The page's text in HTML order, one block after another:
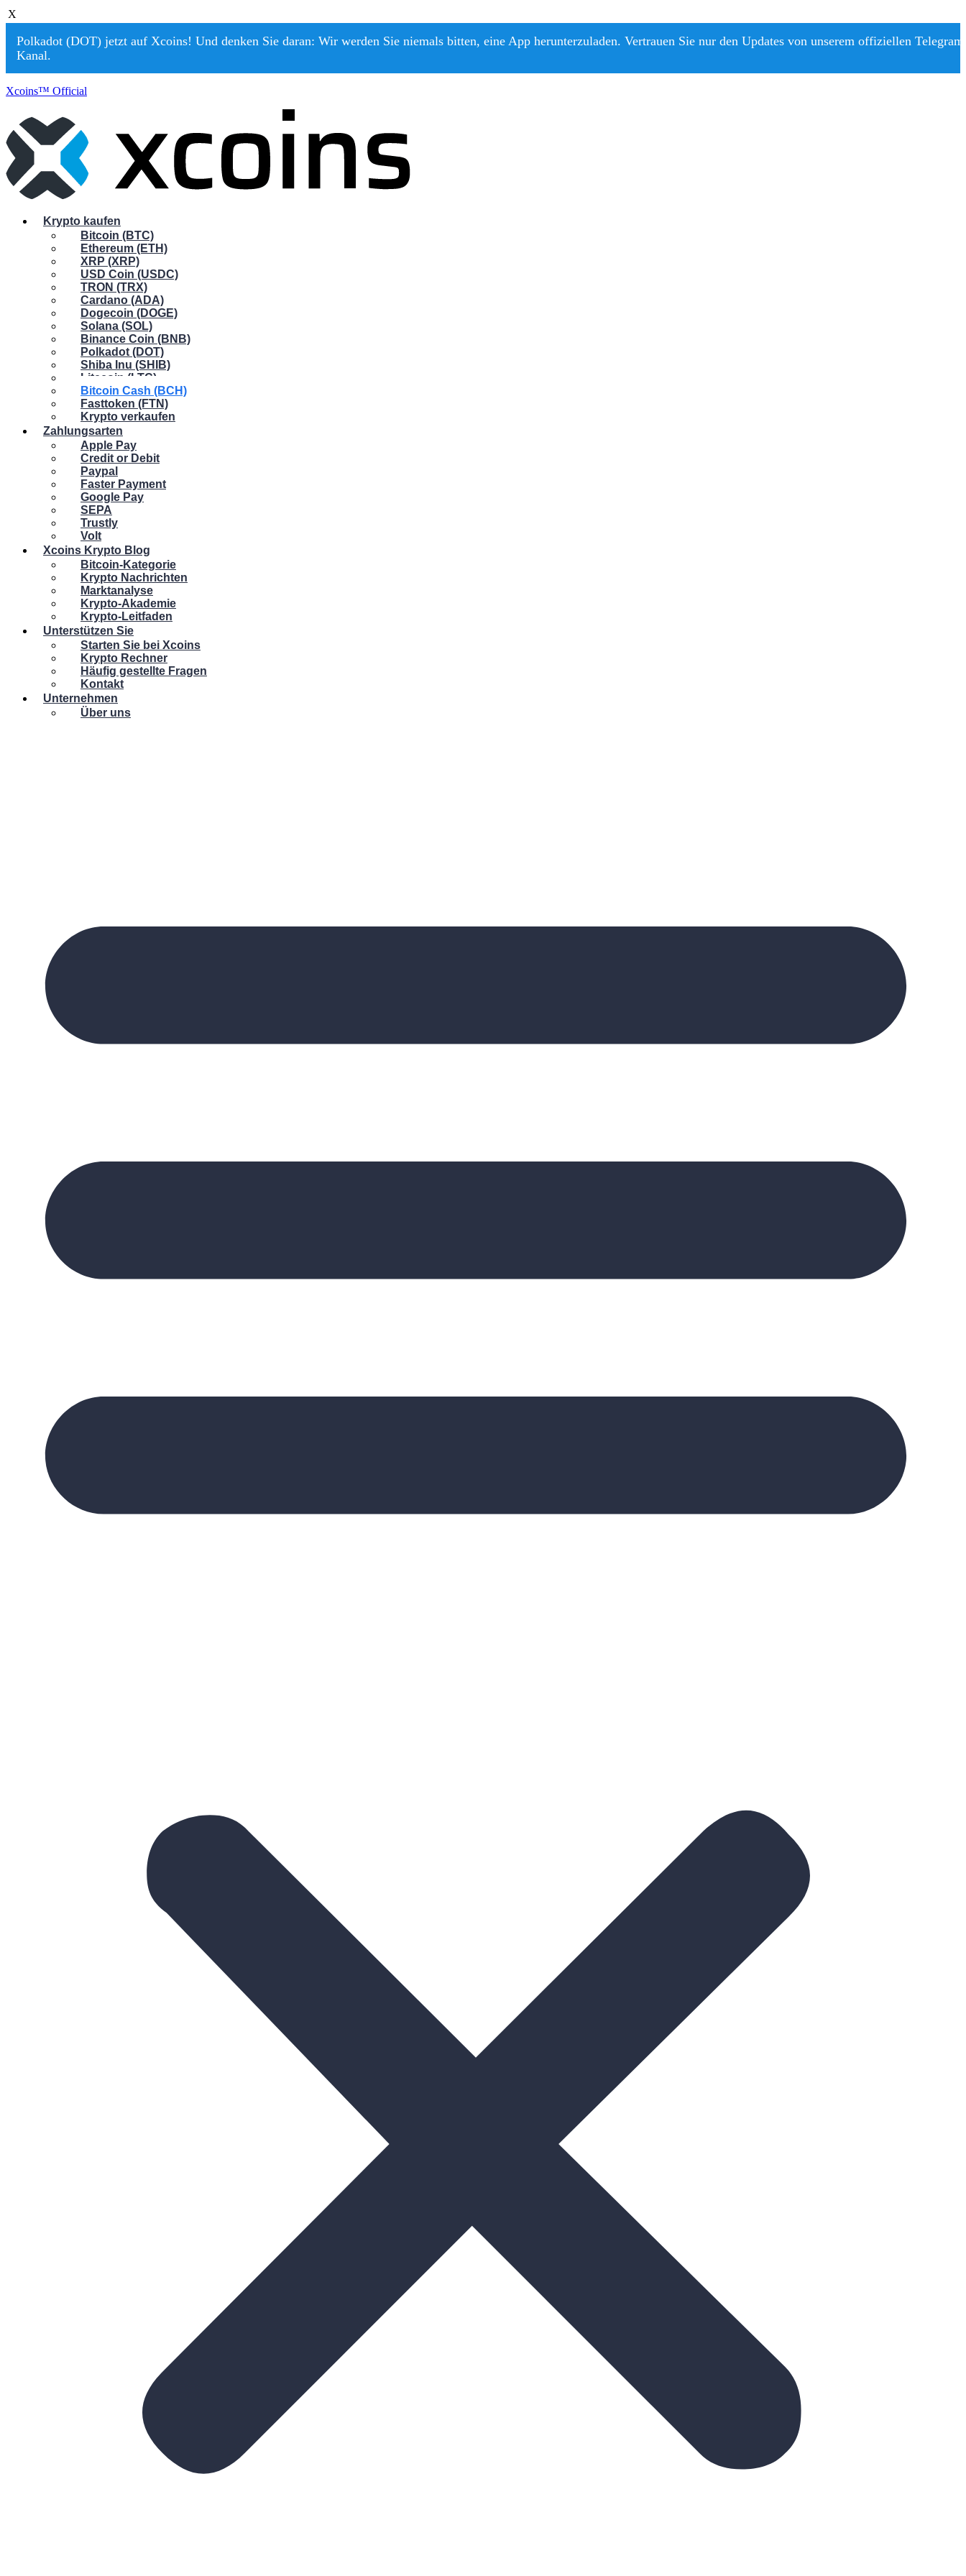
X
Polkadot (DOT) jetzt auf Xcoins! Und denken Sie daran: Wir werden Sie niemals bitten, eine App herunterzuladen. Vertrauen Sie nur den Updates von unserem offiziellen
Kanal.
Xcoins™ Official
Krypto kaufen
Bitcoin (BTC)
Ethereum (ETH)
XRP (XRP)
USD Coin (USDC)
TRON (TRX)
Cardano (ADA)
Dogecoin (DOGE)
Solana (SOL)
Binance Coin (BNB)
Polkadot (DOT)
Shiba Inu (SHIB)
Litecoin (LTC)
Bitcoin Cash (BCH)
Fasttoken (FTN)
Krypto verkaufen
Zahlungsarten
Apple Pay
Credit or Debit
Paypal
Faster Payment
Google Pay
SEPA
Trustly
Volt
Xcoins Krypto Blog
Bitcoin-Kategorie
Krypto Nachrichten
Marktanalyse
Krypto-Akademie
Krypto-Leitfaden
Unterstützen Sie
Starten Sie bei Xcoins
Krypto Rechner
Häufig gestellte Fragen
Kontakt
Unternehmen
Über uns